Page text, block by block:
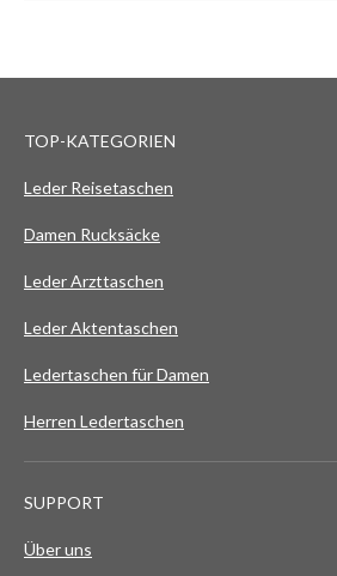
TOP-KATEGORIEN
Leder Reisetaschen
Damen Rucksäcke
Leder Arzttaschen
Leder Aktentaschen
Ledertaschen für Damen
Herren Ledertaschen
SUPPORT
Über uns